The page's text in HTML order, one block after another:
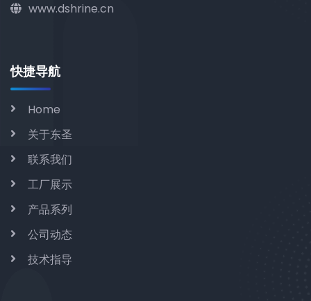
www.dshrine.cn
快捷导航
Home
关于东圣
联系我们
工厂展示
产品系列
公司动态
技术指导